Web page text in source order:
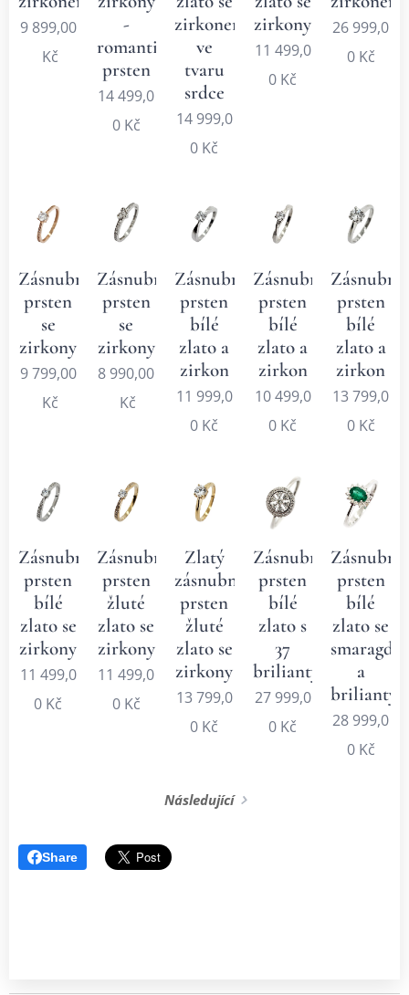
9 899,00
Kč
-
romantický
prsten
14 499,0
0Kč
zirkonem
ve
tvaru
srdce
14 999,0
0 Kč
zirkony
11 499,0
0 Kč
26 999,0
0Kč
Zásnubní
prsten
se
zirkony
9 799,00
Kč
Zásnubní
prsten
se
zirkony
8 990,00
Kč
Zásnubní
prsten
bílé
zlato a
zirkon
11 999,0
0 Kč
Zásnubní
prsten
bílé
zlato a
zirkon
10 499,0
0 Kč
Zásnubní
prsten
bílé
zlato a
zirkon
13 799,0
0Kč
Zásnubní
prsten
bílé
zlato se
zirkony
11 499,0
0 Kč
Zásnubní
prsten
žluté
zlato se
zirkony
11 499,0
0Kč
Zlatý
zásnubní
prsten
žluté
zlato se
zirkony
13 799,0
0 Kč
Zásnubní
prsten
bílé
zlato s
37
brilianty
27 999,0
0 Kč
Zásnubní
prsten
bílé
zlato se
a
brilianty
28 999,0
0Kč
Následující
Share